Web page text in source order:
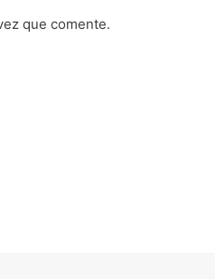
que comente.